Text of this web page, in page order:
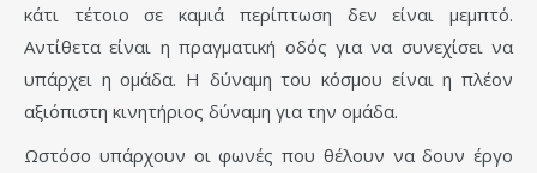
κάτι τέτοιο σε καμιά περίπτωση δεν είναι μεμπτό.
Αντίθετα είναι η πραγματική οδός για να συνεχίσει να
υπάρχει η ομάδα. Η δύναμη του κόσμου είναι η πλέον
αξιόπιστη κινητήριος δύναμη για την ομάδα.
Ωστόσο υπάρχουν οι φωνές που θέλουν να δουν έργο